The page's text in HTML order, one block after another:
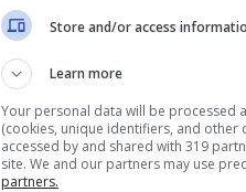
Store and/or access
Learn more
Your personal data will be processed
(cookies, unique identifiers, and other
accessed by and shared with 319
site. We and our partners may use
partners.